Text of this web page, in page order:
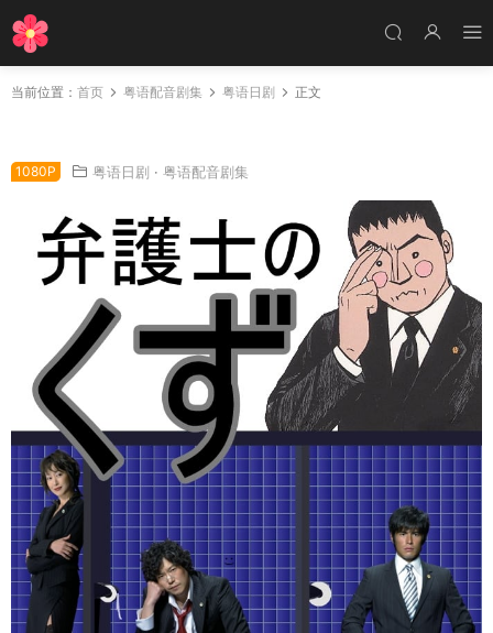
当前位置： 首页 粤语配音剧集 粤语日剧 正文
1080P 粤语日剧 · 粤语配音剧集